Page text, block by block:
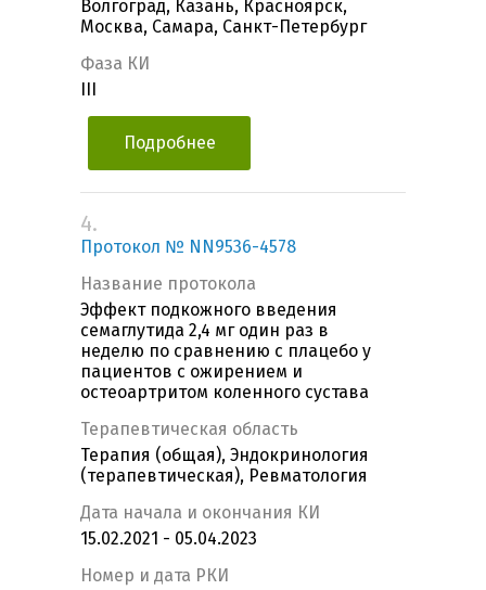
Волгоград, Казань, Красноярск,
Москва, Самара, Санкт-Петербург
Фаза КИ
Подробнее
4.
Протокол № NN9536-4578
Название протокола
Эффект подкожного введения
семаглутида 2,4 мг один раз в
неделю по сравнению с плацебо у
пациентов с ожирением и
остеоартритом коленного сустава
Терапевтическая область
Терапия (общая), Эндокринология
(терапевтическая), Ревматология
Дата начала и окончания КИ
15.02.2021 - 05.04.2023
Номер и дата РКИ